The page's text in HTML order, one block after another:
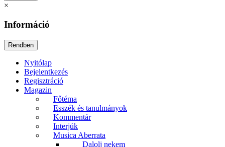
×
Információ
Nyitólap
Bejelentkezés
Regisztráció
Magazin
Főtéma
Esszék és tanulmányok
Kommentár
Interjúk
Musica Aberrata
Dalolj nekem